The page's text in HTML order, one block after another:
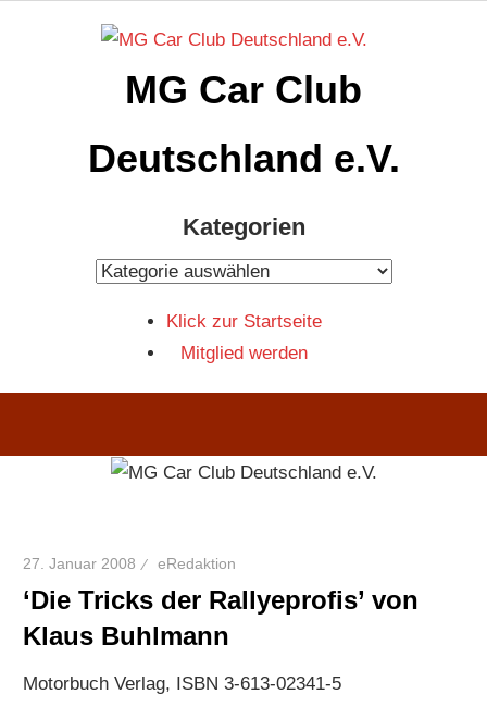
MG Car Club
Deutschland e.V.
Kategorien
Kategorien
Klick zur Startseite
Mitglied werden
27. Januar 2008 eRedaktion
‘Die Tricks der Rallyeprofis’ von
Klaus Buhlmann
Motorbuch Verlag, ISBN 3-613-02341-5